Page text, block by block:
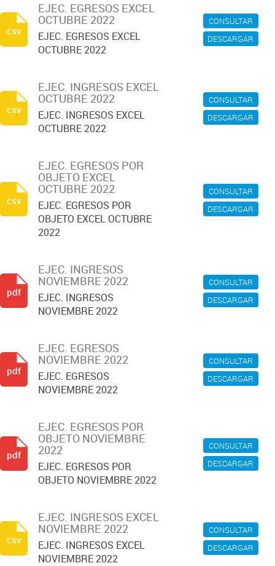
CONSULTAR
DESCARGAR
EJEC. EGRESOS EXCEL
OCTUBRE 2022
EJEC. EGRESOS EXCEL
OCTUBRE 2022
csv
CONSULTAR
DESCARGAR
EJEC. INGRESOS EXCEL
OCTUBRE 2022
EJEC. INGRESOS EXCEL
OCTUBRE 2022
csv
CONSULTAR
DESCARGAR
EJEC. EGRESOS POR
OBJETO EXCEL
OCTUBRE 2022
EJEC. EGRESOS POR
OBJETO EXCEL OCTUBRE
2022
csv
CONSULTAR
DESCARGAR
EJEC. INGRESOS
NOVIEMBRE 2022
EJEC. INGRESOS
NOVIEMBRE 2022
pdf
CONSULTAR
DESCARGAR
EJEC. EGRESOS
NOVIEMBRE 2022
EJEC. EGRESOS
NOVIEMBRE 2022
pdf
CONSULTAR
DESCARGAR
EJEC. EGRESOS POR
OBJETO NOVIEMBRE
2022
EJEC. EGRESOS POR
OBJETO NOVIEMBRE 2022
pdf
CONSULTAR
DESCARGAR
EJEC. INGRESOS EXCEL
NOVIEMBRE 2022
EJEC. INGRESOS EXCEL
NOVIEMBRE 2022
csv